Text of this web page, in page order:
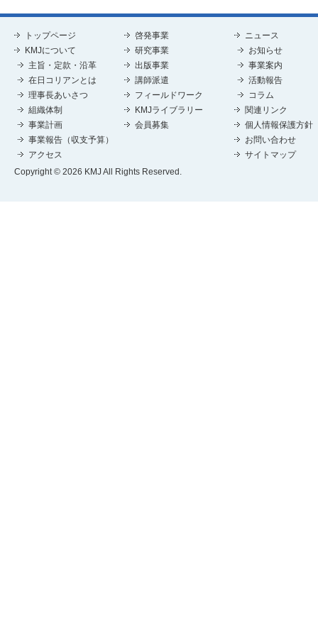
トップページ
KMJについて
主旨・定款・沿革
在日コリアンとは
理事長あいさつ
組織体制
事業計画
事業報告（収支予算）
アクセス
啓発事業
研究事業
出版事業
講師派遣
フィールドワーク
KMJライブラリー
会員募集
ニュース
お知らせ
事業案内
活動報告
コラム
関連リンク
個人情報保護方針
お問い合わせ
サイトマップ
Copyright © 2026 KMJ All Rights Reserved.